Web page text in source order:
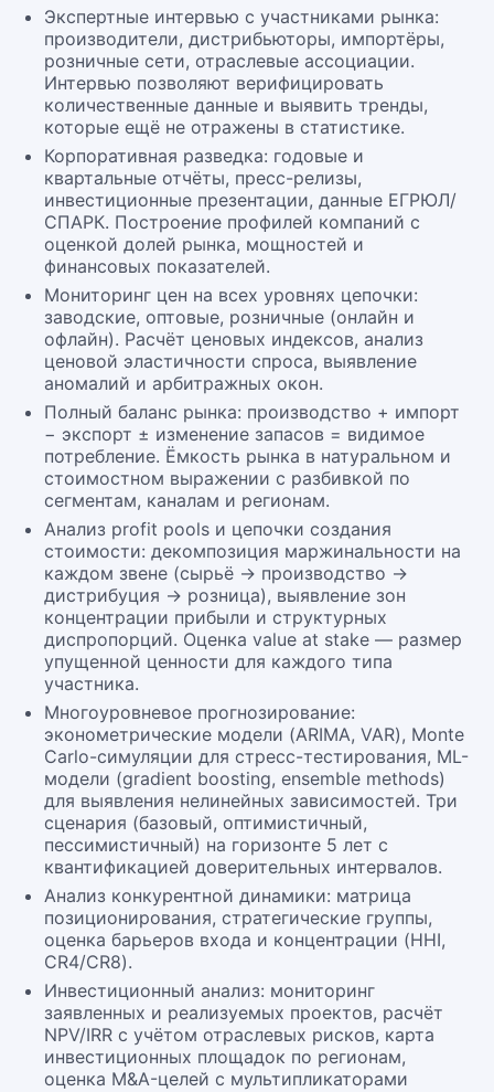
Экспертные интервью с участниками рынка:
производители, дистрибьюторы, импортёры,
розничные сети, отраслевые ассоциации.
Интервью позволяют верифицировать
количественные данные и выявить тренды,
которые ещё не отражены в статистике.
Корпоративная разведка: годовые и
квартальные отчёты, пресс-релизы,
инвестиционные презентации, данные ЕГРЮЛ/
СПАРК. Построение профилей компаний с
оценкой долей рынка, мощностей и
финансовых показателей.
Мониторинг цен на всех уровнях цепочки:
заводские, оптовые, розничные (онлайн и
офлайн). Расчёт ценовых индексов, анализ
ценовой эластичности спроса, выявление
аномалий и арбитражных окон.
Полный баланс рынка: производство + импорт
− экспорт ± изменение запасов = видимое
потребление. Ёмкость рынка в натуральном и
стоимостном выражении с разбивкой по
сегментам, каналам и регионам.
Анализ profit pools и цепочки создания
стоимости: декомпозиция маржинальности на
каждом звене (сырьё → производство →
дистрибуция → розница), выявление зон
концентрации прибыли и структурных
диспропорций. Оценка value at stake — размер
упущенной ценности для каждого типа
участника.
Многоуровневое прогнозирование:
эконометрические модели (ARIMA, VAR), Monte
Carlo-симуляции для стресс-тестирования, ML-
модели (gradient boosting, ensemble methods)
для выявления нелинейных зависимостей. Три
сценария (базовый, оптимистичный,
пессимистичный) на горизонте 5 лет с
квантификацией доверительных интервалов.
Анализ конкурентной динамики: матрица
позиционирования, стратегические группы,
оценка барьеров входа и концентрации (HHI,
CR4/CR8).
Инвестиционный анализ: мониторинг
заявленных и реализуемых проектов, расчёт
NPV/IRR с учётом отраслевых рисков, карта
инвестиционных площадок по регионам,
оценка M&A-целей с мультипликаторами